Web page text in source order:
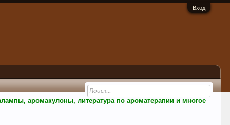
Вход
аромакулоны, литература по ароматерапии и многое